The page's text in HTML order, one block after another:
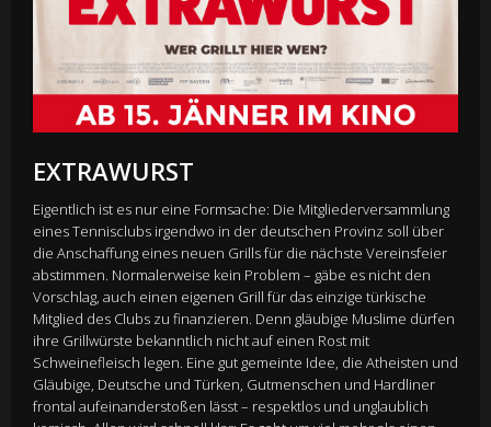
EXTRAWURST
Eigentlich ist es nur eine Formsache: Die Mitgliederversammlung
eines Tennisclubs irgendwo in der deutschen Provinz soll über
die Anschaffung eines neuen Grills für die nächste Vereinsfeier
abstimmen. Normalerweise kein Problem – gäbe es nicht den
Vorschlag, auch einen eigenen Grill für das einzige türkische
Mitglied des Clubs zu finanzieren. Denn gläubige Muslime dürfen
ihre Grillwürste bekanntlich nicht auf einen Rost mit
Schweinefleisch legen. Eine gut gemeinte Idee, die Atheisten und
Gläubige, Deutsche und Türken, Gutmenschen und Hardliner
frontal aufeinanderstoßen lässt – respektlos und unglaublich